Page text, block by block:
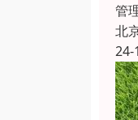
管
北
24-